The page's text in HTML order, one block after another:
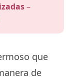
–
que
de